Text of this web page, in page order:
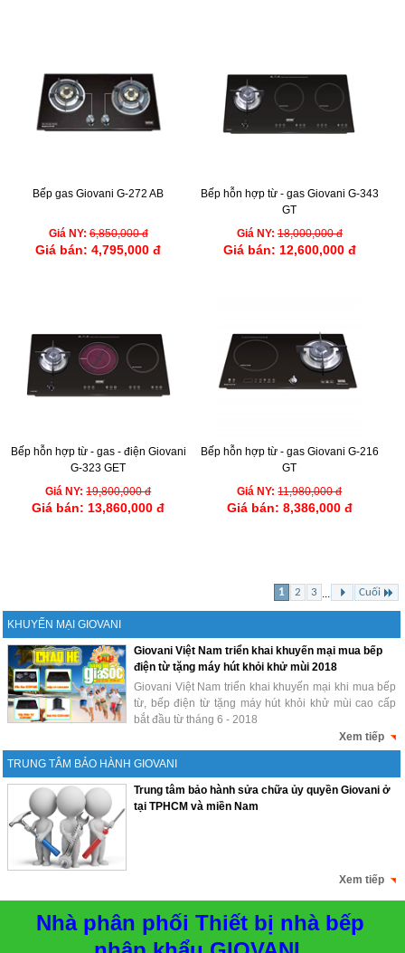
Bếp gas Giovani G-272 AB
Giá NY: 6,850,000 đ
Giá bán: 4,795,000 đ
Bếp hỗn hợp từ - gas Giovani G-343
GT
Giá NY: 18,000,000 đ
Giá bán: 12,600,000 đ
Bếp hỗn hợp từ - gas - điện Giovani
G-323 GET
Giá NY: 19,800,000 đ
Giá bán: 13,860,000 đ
Bếp hỗn hợp từ - gas Giovani G-216
GT
Giá NY: 11,980,000 đ
Giá bán: 8,386,000 đ
1 2 3 Cuối
KHUYẾN MẠI GIOVANI
Giovani Việt Nam triển khai khuyến mại mua bếp
điện từ tặng máy hút khỏi khử mùi 2018
Giovani Việt Nam triển khai khuyến mại khi mua bếp
từ, bếp điện từ tặng máy hút khỏi khử mùi cao cấp
bắt đầu từ tháng 6 - 2018
Xem tiếp
TRUNG TÂM BẢO HÀNH GIOVANI
Trung tâm bảo hành sửa chữa ủy quyền Giovani ở
tại TPHCM và miền Nam
Xem tiếp
Nhà phân phối Thiết bị nhà bếp
nhập khẩu GIOVANI